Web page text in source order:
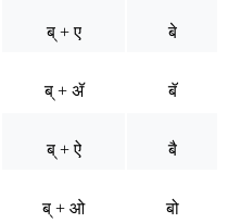
ब् + ए बे
ब् + ॲ बॅ
ब् + ऐ बै
ब् + ओ बो